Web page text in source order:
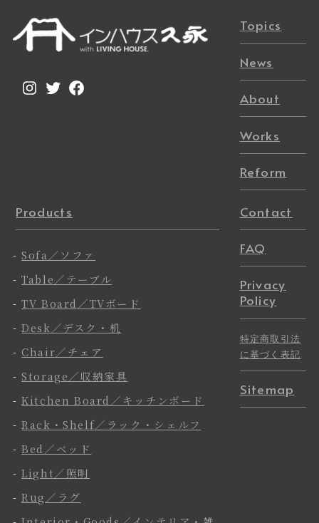
Instagram
TwitterFacebook
Topics
News
About
Works
Reform
Products
-Sofa／ソファ
-Table／テーブル
-TV Board／TVボード
-Desk／デスク・机
- Chair／チェア
-Storage／収納家具
-Kitchen Board／キッチンボード
-Rack・Shelf／ラック・シェルフ
-Bed／ベッド
-Light／照明
-Rug／ラグ
Contact
FAQ
Privacy
Policy
特定商取引法
に基づく表記
Sitemap